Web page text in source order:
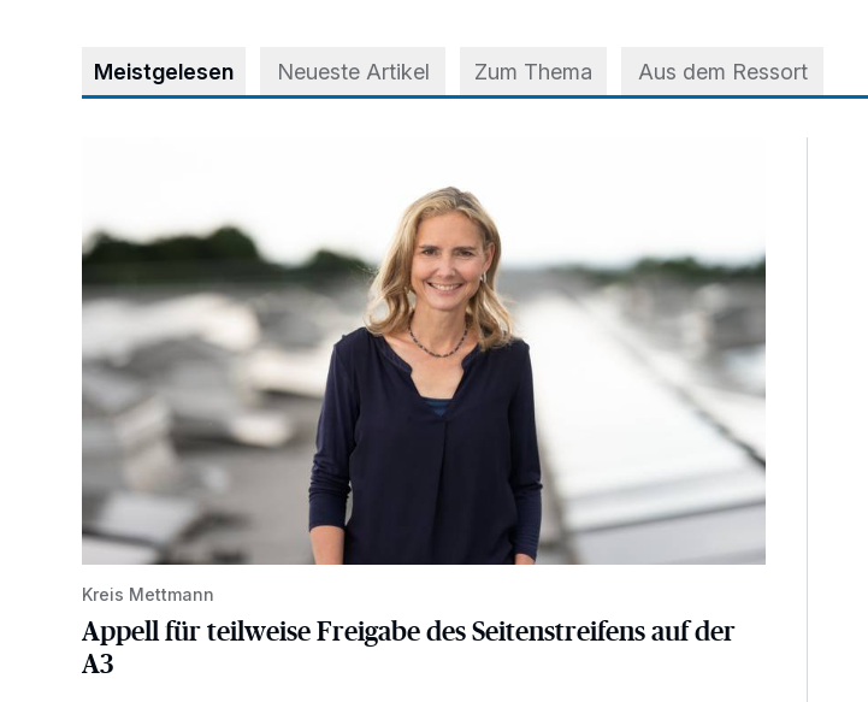
Meistgelesen Neueste Artikel Zum Thema Aus dem Ressort
Kreis Mettmann
Appell für teilweise Freigabe des Seitenstreifens auf der
A3